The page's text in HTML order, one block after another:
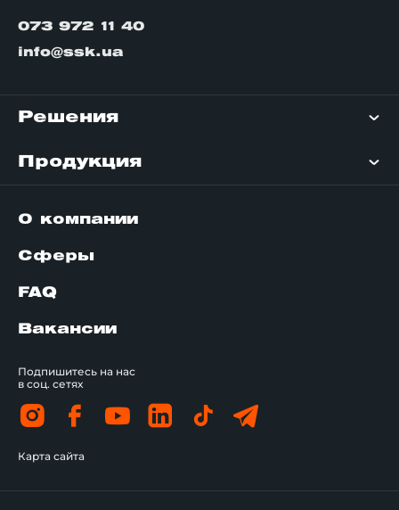
073 972 11 40
info@ssk.ua
Решения
Продукция
О компании
Сферы
FAQ
Вакансии
Подпишитесь на нас
в соц. сетях
Карта сайта